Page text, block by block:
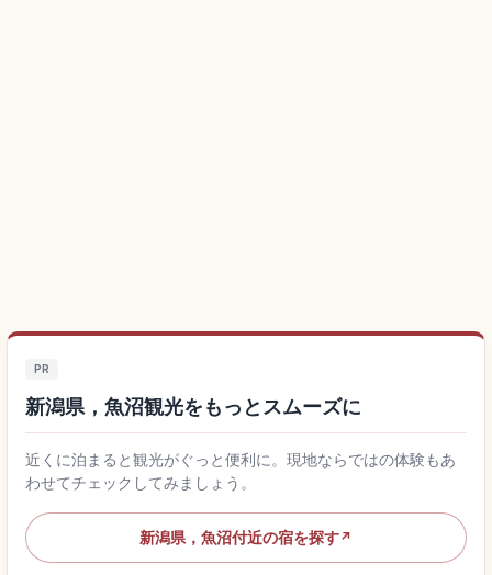
PR
新潟県，魚沼観光をもっとスムーズに
近くに泊まると観光がぐっと便利に。現地ならではの体験もあ
わせてチェックしてみましょう。
新潟県，魚沼付近の宿を探す↗